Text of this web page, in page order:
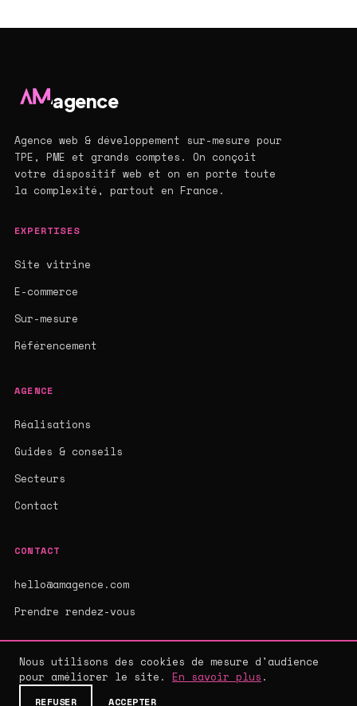
agence
Agence web & développement sur-mesure pour
TPE, PME et grands comptes. On conçoit
votre dispositif web et on en porte toute
la complexité, partout en France.
EXPERTISES
Site vitrine
E-commerce
Sur-mesure
Référencement
AGENCE
Réalisations
Guides & conseils
Secteurs
Contact
CONTACT
hello@amagence.com
Prendre rendez-vous
© 2026 AMAGENCE - AGENCE WEB SUR-MESURE
MENTIONS LÉGALES ·CGV·
Nous utilisons des cookies de mesure d'audience
pour améliorer le site. En savoir plus .
REFUSER ACCEPTER